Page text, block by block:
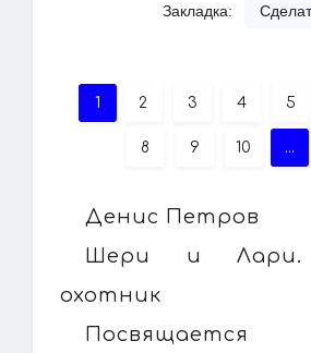
Закладка:
1 2 3 4 5
8 9 10 ...
Денис Петров
Шери и Лари.
охотник